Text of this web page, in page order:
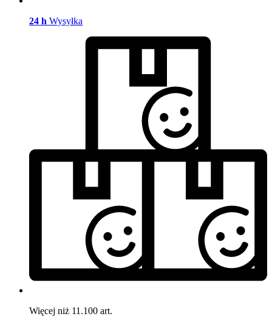
24 h Wysyłka
Więcej niż 11.100 art.